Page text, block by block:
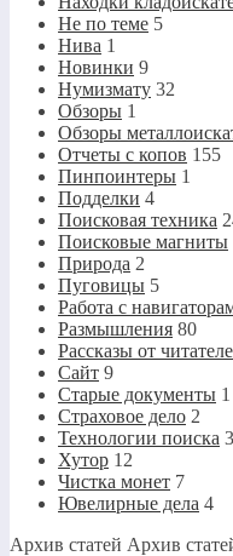
Не по теме 5
Нива 1
Новинки 9
Нумизмату 32
Обзоры 1
Обзоры
Отчеты с копов 155
Пинпоинтеры 1
Подделки 4
Поисковая техника
Поисковые магниты
Природа 2
Пуговицы 5
Работа с
Размышления 80
Рассказы от
Сайт 9
Старые документы 1
Страховое дело 2
Технологии поиска
Хутор 12
Чистка монет 7
Ювелирные дела 4
Архив статей Архив